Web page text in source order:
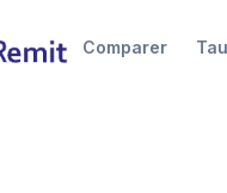
Comparer